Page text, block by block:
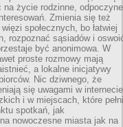
na życie rodzinne,
Zmienia się też
społecznych, bo łatwiej
rozpoznać sąsiadów i
być anonimowa. W
proste rozmowy mają
a lokalne inicjatywy
Nic dziwnego, że
się uwagami w
i w miejscach, które
spotkań, jak
nowoczesne miasta jak na